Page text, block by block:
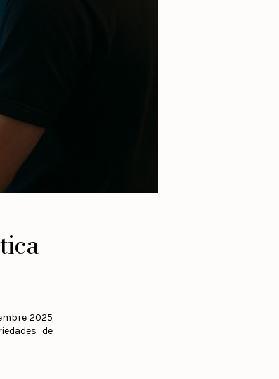
2025
de